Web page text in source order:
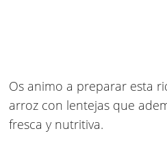
Os animo a preparar esta
arroz con lentejas que
fresca y nutritiva.